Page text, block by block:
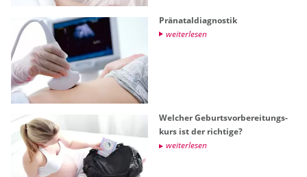
Prä­na­tal­dia­gnos­tik
wei­ter­le­sen
Wel­cher Ge­burts­vor­be­rei­tungs­
kurs ist der rich­ti­ge?
wei­ter­le­sen